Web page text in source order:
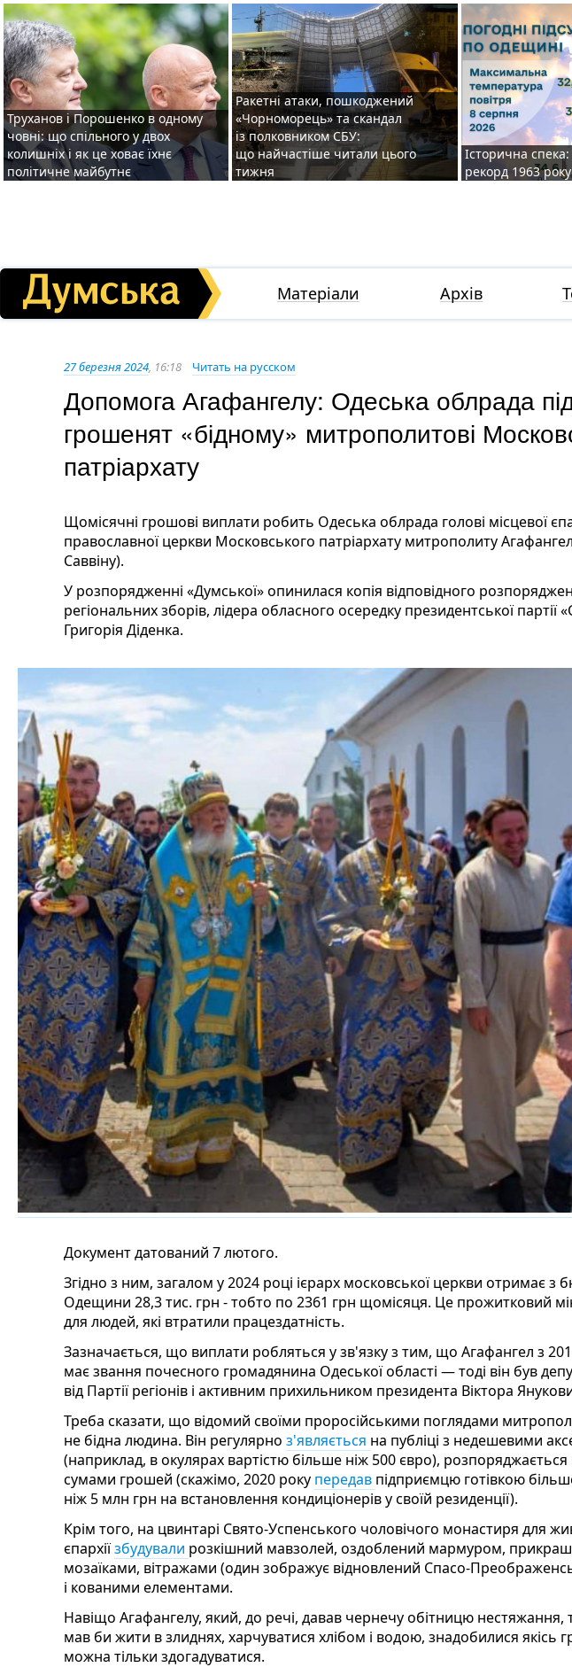
Труханов і Порошенко в одному
човні: що спільного у двох
колишніх і як це ховає їхнє
політичне майбутнє
Ракетні атаки, пошкоджений
«Чорноморець» та скандал
із полковником СБУ:
що найчастіше читали цього
тижня
Історична
рекорд 1963 року
Матеріали Архів
27 березня 2024, 16:18 Читать на русском
Допомога Агафангелу: Одеська облрада
грошенят «бідному» митрополитові
патріархату
Щомісячні грошові виплати робить Одеська облрада голові місцевої
православної церкви Московського патріархату митрополиту
Саввіну).
У розпорядженні «Думської» опинилася копія відповідного
регіональних зборів, лідера обласного осередку президентської партії
Григорія Діденка.
Документ датований 7 лютого.
Згідно з ним, загалом у 2024 році ієрарх московської церкви отримає з
Одещини 28,3 тис. грн - тобто по 2361 грн щомісяця. Це прожитковий
для людей, які втратили працездатність.
Зазначається, що виплати робляться у зв'язку з тим, що Агафангел з
має звання почесного громадянина Одеської області — тоді він був
від Партії регіонів і активним прихильником президента Віктора
Треба сказати, що відомий своїми проросійськими поглядами
не бідна людина. Він регулярно з'являється на публіці з недешевими
(наприклад, в окулярах вартістю більше ніж 500 євро),
сумами грошей (скажімо, 2020 року передав підприємцю готівкою
ніж 5 млн грн на встановлення кондиціонерів у своїй резиденції).
Крім того, на цвинтарі Свято-Успенського чоловічого монастиря для
єпархіїзбудували розкішний мавзолей, оздоблений мармуром,
мозаїками, вітражами (один зображує відновлений Спасо-
і кованими елементами.
Навіщо Агафангелу, який, до речі, давав чернечу обітницю нестяжання,
мав би жити в злиднях, харчуватися хлібом і водою, знадобилися якісь
можна тільки здогадуватися.